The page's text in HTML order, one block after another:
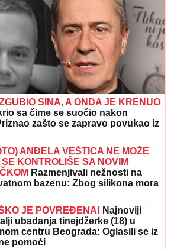
SPAKOVALA KOFERE I
IZ BEOGRADAOdmara na
destinaciji gde noć košta
"Sa 34 godine zavolela
KOSU, PA JE ŠTAPOM UDARIO
Jezivo nasilje u porodici:
nasilnik je stigao, prolaznici